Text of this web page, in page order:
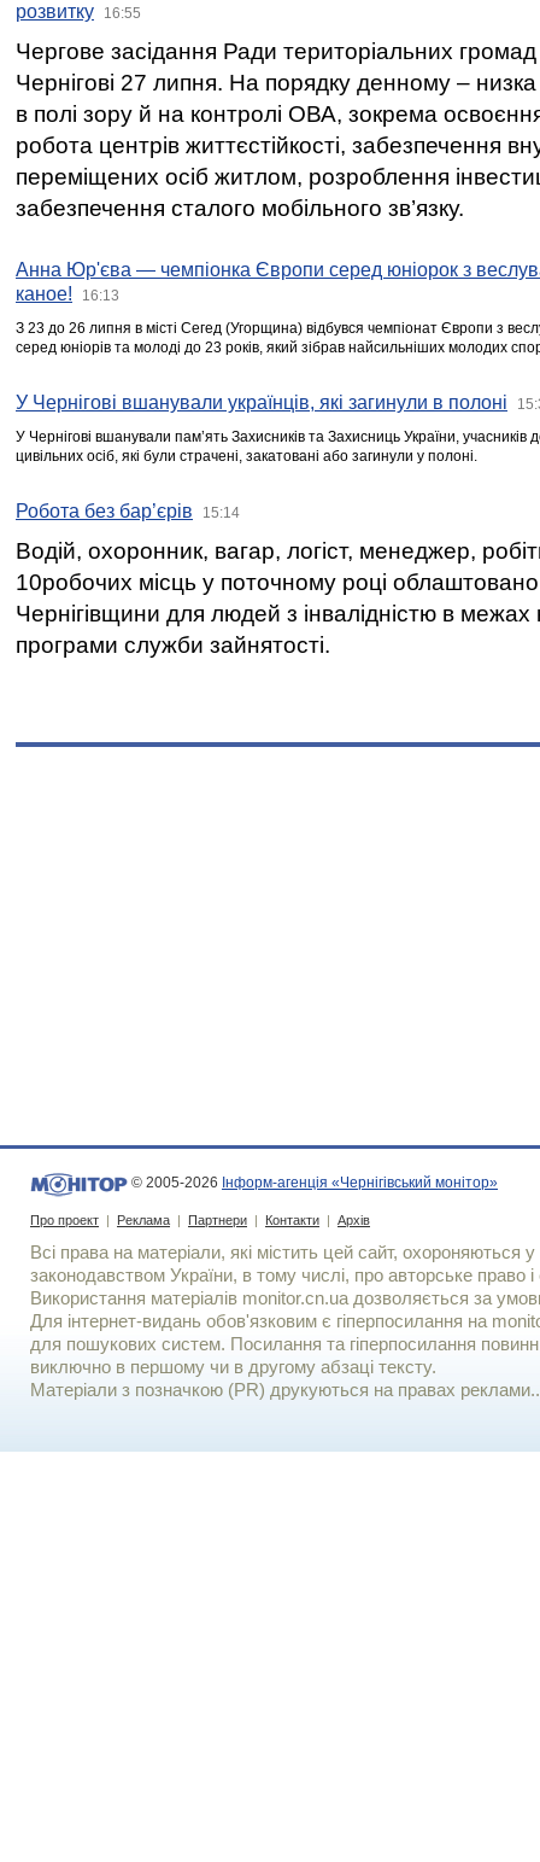
розвитку
16:55
Чергове засідання Ради територіальних громад
Чернігові 27 липня. На порядку денному –
в полі зору й на контролі ОВА, зокрема освоєння
робота центрів життєстійкості, забезпечення
переміщених осіб житлом, розроблення
забезпечення сталого мобільного зв’язку.
Анна Юр'єва — чемпіонка Європи серед юніорок з
каное!
16:13
З 23 до 26 липня в місті Сегед (Угорщина) відбувся чемпіонат Європи з
серед юніорів та молоді до 23 років, який зібрав найсильніших молодих
У Чернігові вшанували українців, які загинули в полоні
У Чернігові вшанували пам’ять Захисників та Захисниць України,
цивільних осіб, які були страчені, закатовані або загинули у полоні.
Робота без бар’єрів 15:14
Водій, охоронник, вагар, логіст, менеджер,
10робочих місць у поточному році
Чернігівщини для людей з інвалідністю в межах
програми служби зайнятості.
© 2005-2026 Інформ-агенція «Чернігівський монітор»
Про проект | Реклама | Партнери | Контакти | Архів
Всі права на матеріали, які містить цей сайт, охороняються у
законодавством України, в тому числі, про авторське право і
Використання матерiалiв monitor.cn.ua дозволяється за
Для iнтернет-видань обов'язковим є гiперпосилання на
для пошукових систем. Посилання та гіперпосилання
виключно в першому чи в другому абзаці тексту.
Матеріали з позначкою (PR) друкуються на правах реклами..